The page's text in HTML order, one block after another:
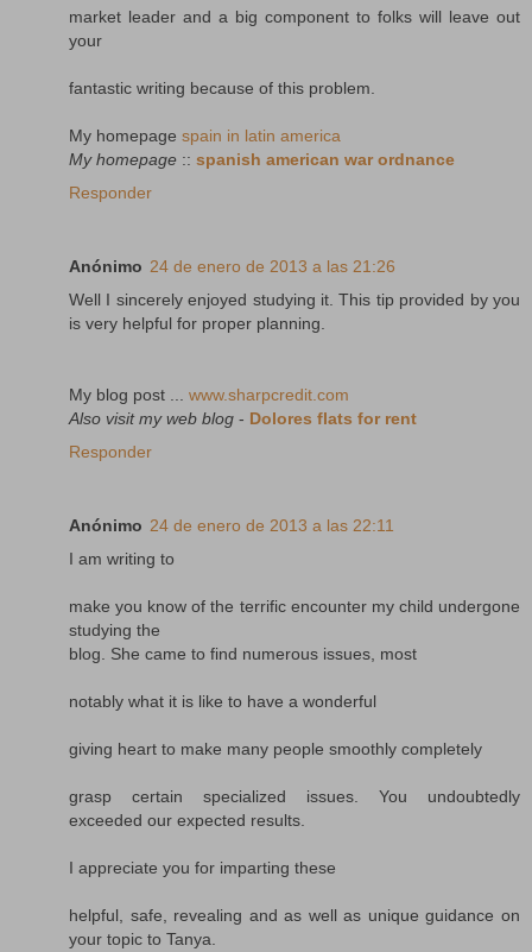
market leader and a big component to folks will leave out
your
fantastic writing because of this problem.
My homepage spain in latin america
My homepage :: spanish american war ordnance
Responder
Anónimo 24 de enero de 2013 a las 21:26
Well I sincerely enjoyed studying it. This tip provided by you
is very helpful for proper planning.
My blog post ... www.sharpcredit.com
Also visit my web blog - Dolores flats for rent
Responder
Anónimo 24 de enero de 2013 a las 22:11
I am writing to
make you know of the terrific encounter my child undergone
studying the
blog. She came to find numerous issues, most
notably what it is like to have a wonderful
giving heart to make many people smoothly completely
grasp certain specialized issues. You undoubtedly
exceeded our expected results.
I appreciate you for imparting these
helpful, safe, revealing and as well as unique guidance on
your topic to Tanya.